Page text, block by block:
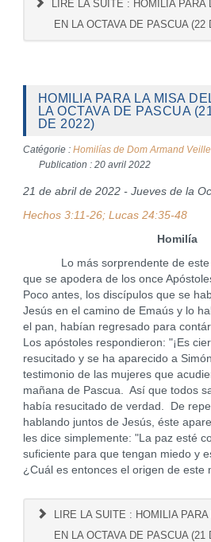
LIRE LA SUITE : HOMILIA PARA
EN LA OCTAVA DE PASCUA
HOMILIA PARA LA MISA
LA OCTAVA DE PASCUA
DE 2022)
Catégorie : Homilías de Dom Armand
Publication : 20 avril 2022
21 de abril de 2022 - Jueves de la
Hechos 3:11-26; Lucas 24:35-48
Homilía
Lo más sorprendente de este
que se apodera de los once
Poco antes, los discípulos que se
Jesús en el camino de Emaús y lo
el pan, habían regresado para
Los apóstoles respondieron: "¡Es
resucitado y se ha aparecido a
testimonio de las mujeres que
mañana de Pascua. Así que todos
había resucitado de verdad. De
hablando juntos de Jesús, éste
les dice simplemente: "La paz esté
suficiente para que tengan miedo y
¿Cuál es entonces el origen de este
LIRE LA SUITE : HOMILIA
EN LA OCTAVA DE PASCUA